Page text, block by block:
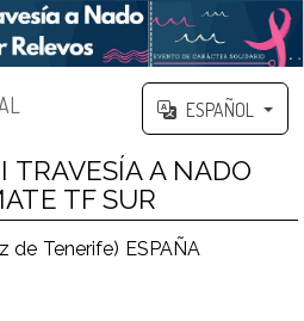
ESPAÑOL
TRAVESÍA A NADO
TF SUR
de Tenerife) ESPAÑA